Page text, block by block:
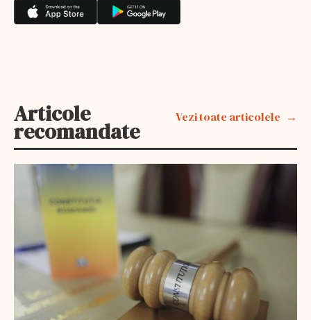
Articole
recomandate
Vezi toate articolele